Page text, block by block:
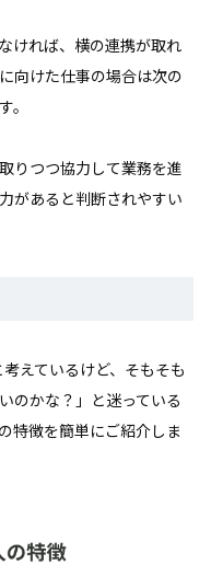
ければ、横の連携が取れ
向けた仕事の場合は次の
。
りつつ協力して業務を進
があると判断されやすい
えているけど、そもそも
のかな？」と迷っている
特徴を簡単にご紹介しま